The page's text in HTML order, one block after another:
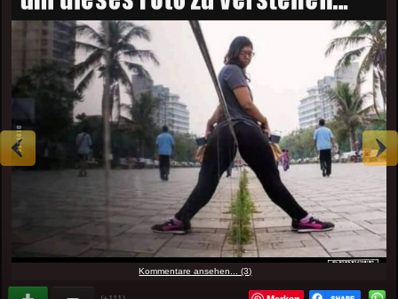
Kommentare ansehen... (3)